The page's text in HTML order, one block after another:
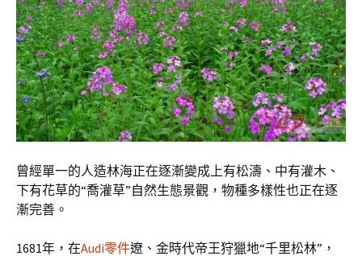
曾經單一的人造林海正在逐漸變成上有松濤、中有灌木、
下有花草的“喬灌草”自然生態景觀，物種多樣性也正在逐
漸完善。
1681年，在Audi零件遼、金時代帝王狩獵地“千里松林”，